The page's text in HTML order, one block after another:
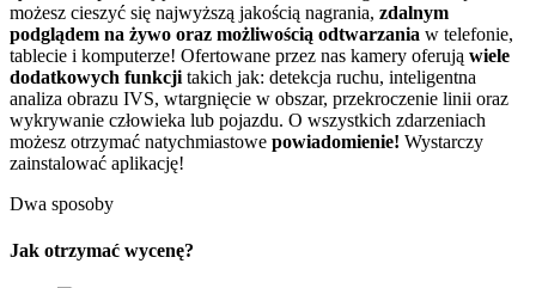
możesz cieszyć się najwyższą jakością nagrania, zdalnym
podglądem na żywo oraz możliwością odtwarzania w telefonie,
tablecie i komputerze! Ofertowane przez nas kamery oferują wiele
dodatkowych funkcji takich jak: detekcja ruchu, inteligentna
analiza obrazu IVS, wtargnięcie w obszar, przekroczenie linii oraz
wykrywanie człowieka lub pojazdu. O wszystkich zdarzeniach
możesz otrzymać natychmiastowe powiadomienie! Wystarczy
zainstalować aplikację!
Dwa sposoby
Jak otrzymać wycenę?